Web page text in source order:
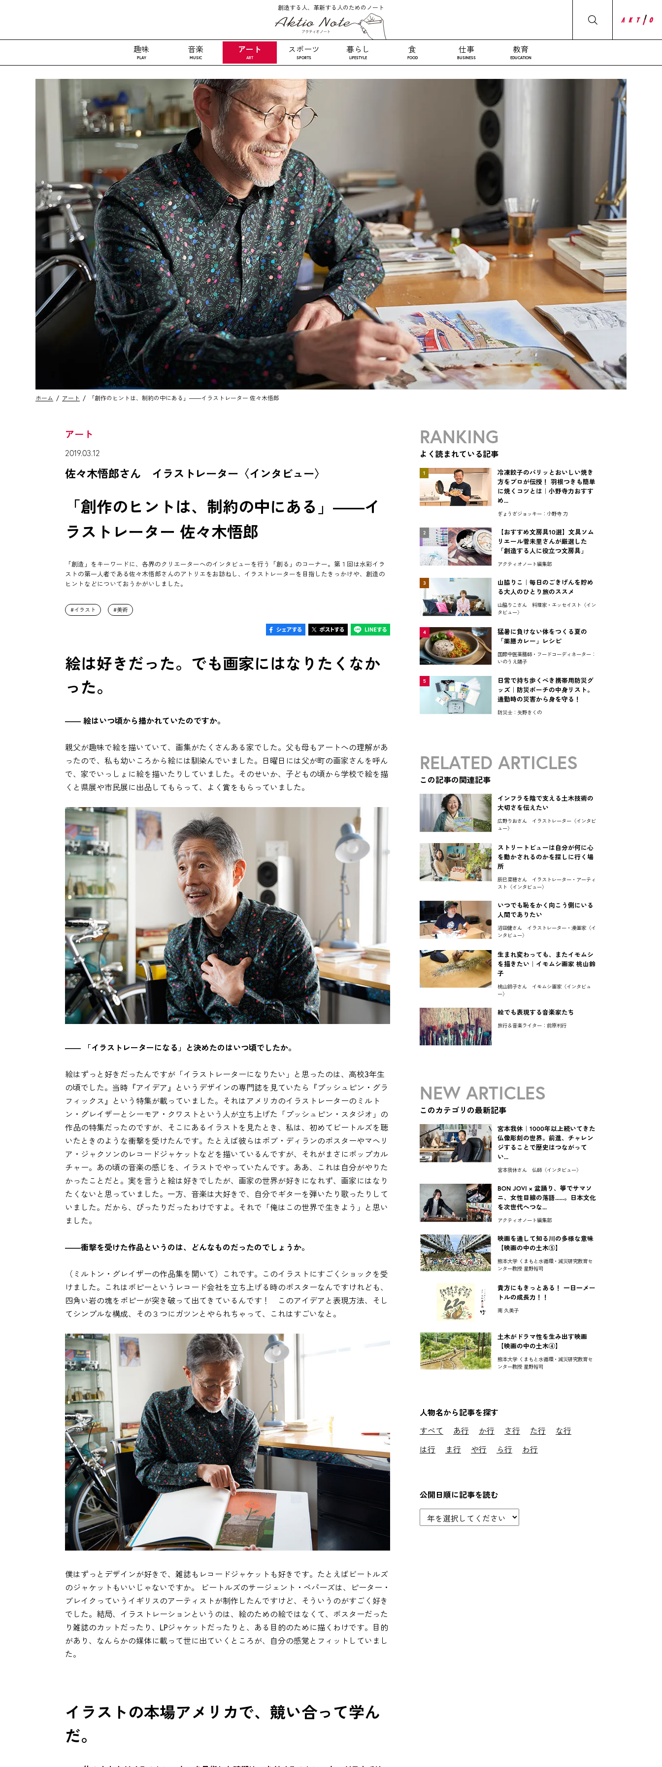
創造する人、革新する人のためのノート
趣味
PLAY
音楽
MUSIC
アート
ART
スポーツ
SPORTS
暮らし
LIFESTYLE
食
FOOD
仕事
BUSINESS
教育
EDUCATION
ホーム アート 「創作のヒントは、制約の中にある」――イラストレーター 佐々木悟郎
アート
2019.03.12
佐々木悟郎さん イラストレーター〈インタビュー〉
「創作のヒントは、制約の中にある」――イ
ラストレーター 佐々木悟郎
「創造」をキーワードに、各界のクリエーターへのインタビューを行う「創る」のコーナー。第１回は水彩イラ
ストの第一人者である佐々木悟郎さんのアトリエをお訪ねし、イラストレーターを目指したきっかけや、創造の
ヒントなどについておうかがいしました。
イラスト 美術
絵は好きだった。でも画家にはなりたくなか
った。
―― 絵はいつ頃から描かれていたのですか。
親父が趣味で絵を描いていて、画集がたくさんある家でした。父も母もアートへの理解があ
ったので、私も幼いころから絵には馴染んでいました。日曜日には父が町の画家さんを呼ん
で、家でいっしょに絵を描いたりしていました。そのせいか、子どもの頃から学校で絵を描
くと県展や市民展に出品してもらって、よく賞をもらっていました。
―― 「イラストレーターになる」と決めたのはいつ頃でしたか。
絵はずっと好きだったんですが「イラストレーターになりたい」と思ったのは、高校3年生
の頃でした。当時『アイデア』というデザインの専門誌を見ていたら『プッシュピン・グラ
フィックス』という特集が載っていました。それはアメリカのイラストレーターのミルト
ン・グレイザーとシーモア・クワストという人が立ち上げた「プッシュピン・スタジオ」の
作品の特集だったのですが、そこにあるイラストを見たとき、私は、初めてビートルズを聴
いたときのような衝撃を受けたんです。たとえば彼らはボブ・ディランのポスターやマヘリ
ア・ジャクソンのレコードジャケットなどを描いているんですが、それがまさにポップカル
チャー。あの頃の音楽の感じを、イラストでやっていたんです。ああ、これは自分がやりた
かったことだと。実を言うと絵は好きでしたが、画家の世界が好きになれず、画家にはなり
たくないと思っていました。一方、音楽は大好きで、自分でギターを弾いたり歌ったりして
いました。だから、ぴったりだったわけですよ。それで「俺はこの世界で生きよう」と思い
ました。
――衝撃を受けた作品というのは、どんなものだったのでしょうか。
（ミルトン・グレイザーの作品集を開いて）これです。このイラストにすごくショックを受
けました。これはポピーというレコード会社を立ち上げる時のポスターなんですけれども、
四角い岩の塊をポピーが突き破って出てきているんです！ このアイデアと表現方法、そし
てシンプルな構成、その３つにガツンとやられちゃって、これはすごいなと。
僕はずっとデザインが好きで、雑誌もレコードジャケットも好きです。たとえばビートルズ
のジャケットもいいじゃないですか。 ビートルズのサージェント・ペパーズは、ピーター・
ブレイクっていうイギリスのアーティストが制作したんですけど、そういうのがすごく好き
でした。結局、イラストレーションというのは、絵のための絵ではなくて、ポスターだった
り雑誌のカットだったり、LPジャケットだったりと、ある目的のために描くわけです。目的
があり、なんらかの媒体に載って世に出ていくところが、自分の感覚とフィットしていまし
た。
イラストの本場アメリカで、競い合って学ん
だ。
RANKING
よく読まれている記事
1
冷凍餃子のパリッとおいしい焼き
方をプロが伝授！ 羽根つきも簡単
に焼くコツとは｜小野寺力おすす
め...
ぎょうざジョッキー：小野寺 力
2
【おすすめ文房具10選】文具ソム
リエール菅未里さんが厳選した
「創造する人に役立つ文房具」
アクティオノート編集部
3
山脇りこ｜毎日のごきげんを貯め
る大人のひとり旅のススメ
山脇りこさん 料理家・エッセイスト〈イン
タビュー〉
4
猛暑に負けない体をつくる夏の
「薬膳カレー」レシピ
国際中医薬膳師・フードコーディネーター：
いのうえ陽子
5
日常で持ち歩くべき携帯用防災グ
ッズ｜防災ポーチの中身リスト。
通勤時の災害から身を守る！
防災士：矢野きくの
RELATED ARTICLES
この記事の関連記事
インフラを陰で支える土木技術の
大切さを伝えたい
広野りおさん イラストレーター〈インタビ
ュー〉
ストリートビューは自分が何に心
を動かされるのかを探しに行く場
所
辰巳菜穂さん イラストレーター・アーティ
スト〈インタビュー〉
いつでも恥をかく向こう側にいる
人間でありたい
沼田健さん イラストレーター・漫画家〈イ
ンタビュー〉
生まれ変わっても、またイモムシ
を描きたい｜イモムシ画家 桃山鈴
子
桃山鈴子さん イモムシ画家〈インタビュ
ー〉
絵でも表現する音楽家たち
旅行＆音楽ライター：前原利行
NEW ARTICLES
このカテゴリの最新記事
宮本我休｜1000年以上続いてきた
仏像彫刻の世界。前進、チャレン
ジすることで歴史はつながって
い...
宮本我休さん 仏師〈インタビュー〉
BON JOVI × 盆踊り、箏でサマソ
ニ、女性目線の落語......。日本文化
を次世代へつな...
アクティオノート編集部
映画を通して知る川の多様な意味
【映画の中の土木⑤】
熊本大学 くまもと水循環・減災研究教育セ
ンター教授 星野裕司
貴方にもきっとある！ 一日一メー
トルの成長力！！
南 久美子
土木がドラマ性を生み出す映画
【映画の中の土木④】
熊本大学 くまもと水循環・減災研究教育セ
ンター教授 星野裕司
人物名から記事を探す
すべて
あ行 か行 さ行 た行
な行
は行
ま行 や行 ら行 わ行
公開日順に記事を読む